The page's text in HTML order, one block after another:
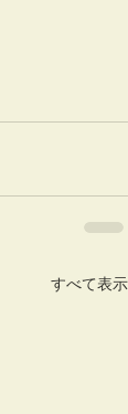
すべて表示